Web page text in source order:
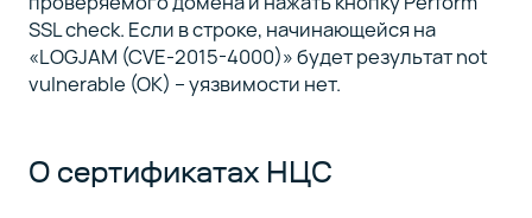
SSL check. Если в строке, начинающейся на
«LOGJAM (CVE-2015-4000)» будет результат not
vulnerable (OK) – уязвимости нет.
О сертификатах НЦС